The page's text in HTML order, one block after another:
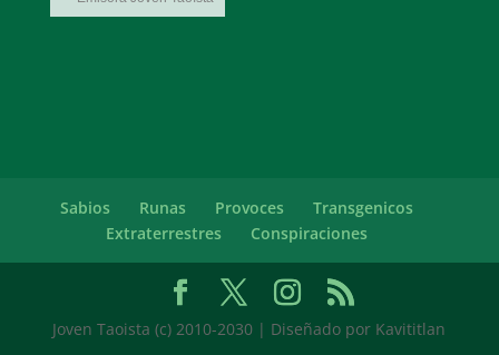
Sabios Runas Provoces
Transgenicos
Extraterrestres
Conspiraciones
Joven Taoista (c) 2010-2030 | Diseñado por Kavititlan